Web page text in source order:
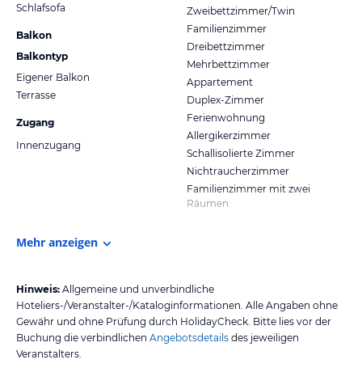
Schlafsofa
Balkon
Balkontyp
Eigener Balkon
Terrasse
Zugang
Innenzugang
Zweibettzimmer/Twin
Familienzimmer
Dreibettzimmer
Mehrbettzimmer
Appartement
Duplex-Zimmer
Ferienwohnung
Allergikerzimmer
Schallisolierte Zimmer
Nichtraucherzimmer
Familienzimmer mit zwei
Räumen
Mehr anzeigen
Hinweis: Allgemeine und unverbindliche
Hoteliers-/Veranstalter-/Kataloginformationen. Alle Angaben ohne
Gewähr und ohne Prüfung durch HolidayCheck. Bitte lies vor der
Buchung die verbindlichen Angebotsdetails des jeweiligen
Veranstalters.